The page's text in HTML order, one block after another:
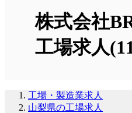
株式会社
工場求人
工場・製造業求人
山梨県の工場求人